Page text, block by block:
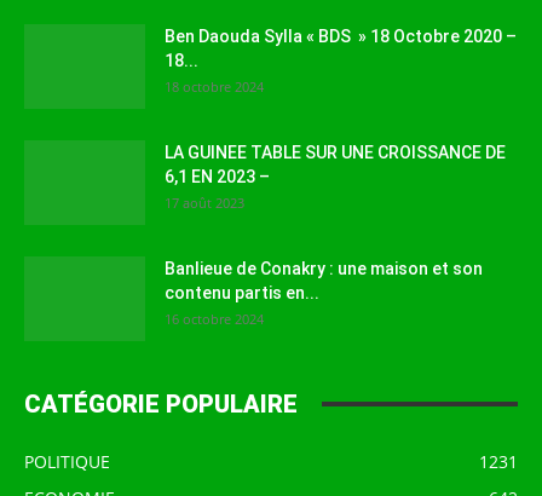
Ben Daouda Sylla « BDS » 18 Octobre 2020 –
18...
18 octobre 2024
LA GUINEE TABLE SUR UNE CROISSANCE DE
6,1 EN 2023 –
17 août 2023
Banlieue de Conakry : une maison et son
contenu partis en...
16 octobre 2024
CATÉGORIE POPULAIRE
POLITIQUE
1231